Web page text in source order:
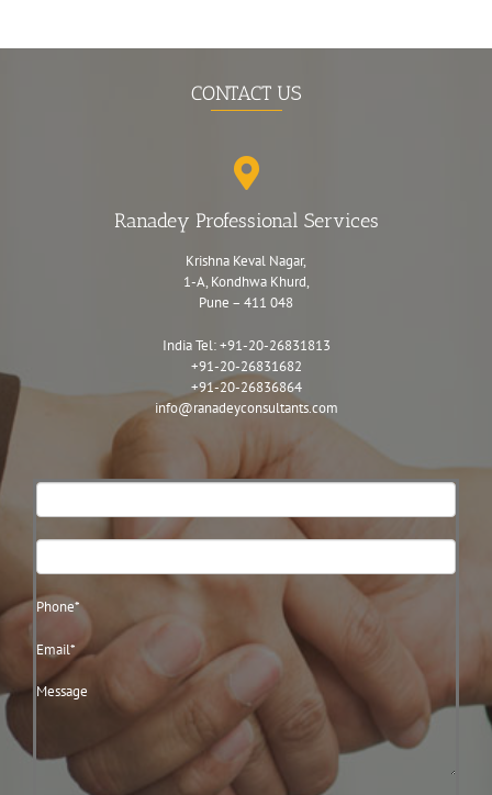
CONTACT US
Ranadey Professional Services
Krishna Keval Nagar,
1-A, Kondhwa Khurd,
Pune – 411 048
India Tel:+91-20-26831813
+91-20-26831682
+91-20-26836864
info@ranadeyconsultants.com
Contact
Us